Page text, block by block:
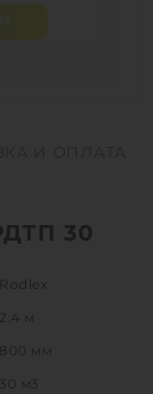
30
Rodlex
2.4 м
800 мм
30 м3